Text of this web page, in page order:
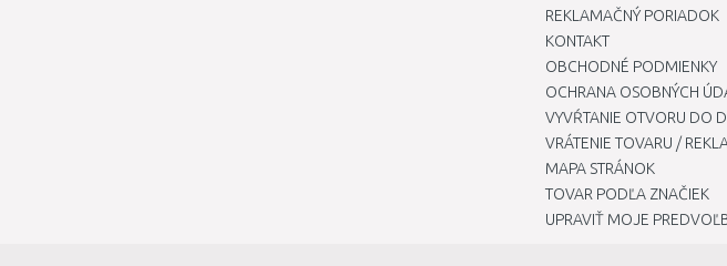
REKLAMAČNÝ PORIADOK
KONTAKT
OBCHODNÉ PODMIENKY
OCHRANA OSOBNÝCH
VYVŔTANIE OTVORU DO
VRÁTENIE TOVARU /
MAPA STRÁNOK
TOVAR PODĽA ZNAČIEK
UPRAVIŤ MOJE